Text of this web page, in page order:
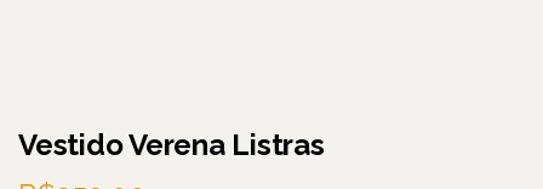
Vestido Verena Listras